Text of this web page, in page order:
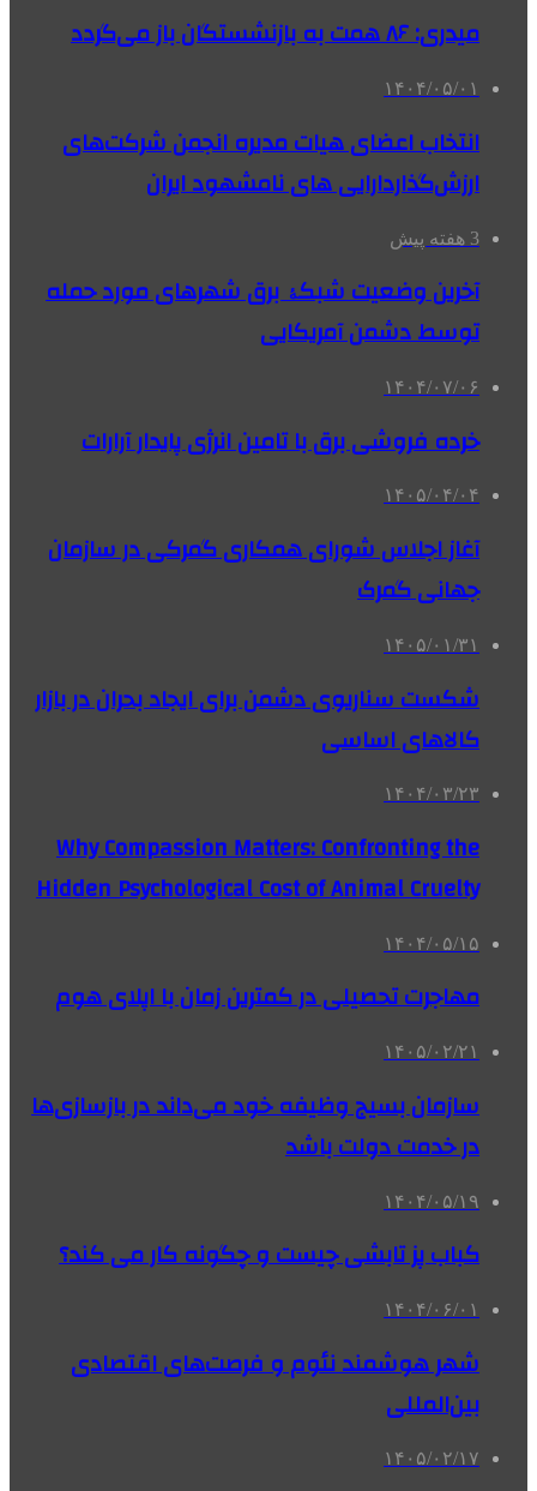
میدری: ۸۶ همت به بازنشستگان باز می‌گردد
۱۴۰۴/۰۵/۰۱
انتخاب اعضای هیات مدیره انجمن شرکت‌های
ارزش‌گذاردارایی های نامشهود ایران
3 هفته پیش
آخرین وضعیت شبکۀ برق شهرهای مورد حمله
توسط دشمن آمریکایی
۱۴۰۴/۰۷/۰۶
خرده فروشی برق با تامین انرژی پایدار آرارات
۱۴۰۵/۰۴/۰۴
آغاز اجلاس شورای همکاری گمرکی در سازمان
جهانی گمرک
۱۴۰۵/۰۱/۳۱
شکست سناریوی دشمن برای ایجاد بحران در بازار
کالاهای اساسی
۱۴۰۴/۰۳/۲۳
Why Compassion Matters: Confronting the
Hidden Psychological Cost of Animal Cruelty
۱۴۰۴/۰۵/۱۵
مهاجرت تحصیلی در کمترین زمان با اپلای هوم
۱۴۰۵/۰۲/۲۱
سازمان بسیج وظیفه خود می‌داند در بازسازی‌ها
در خدمت دولت باشد
۱۴۰۴/۰۵/۱۹
کباب پز تابشی چیست و چگونه کار می کند؟
۱۴۰۴/۰۶/۰۱
شهر هوشمند نئوم و فرصت‌های اقتصادی
بین‌المللی
۱۴۰۵/۰۲/۱۷